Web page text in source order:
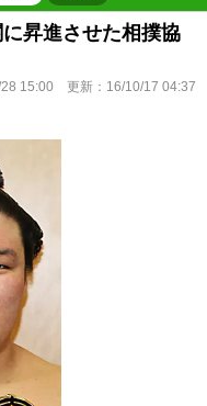
昇進させた相撲協
15:00 更新： 16/10/17 04:37